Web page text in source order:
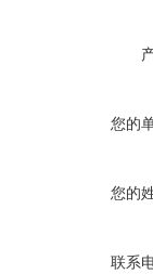
您的
您的
联系